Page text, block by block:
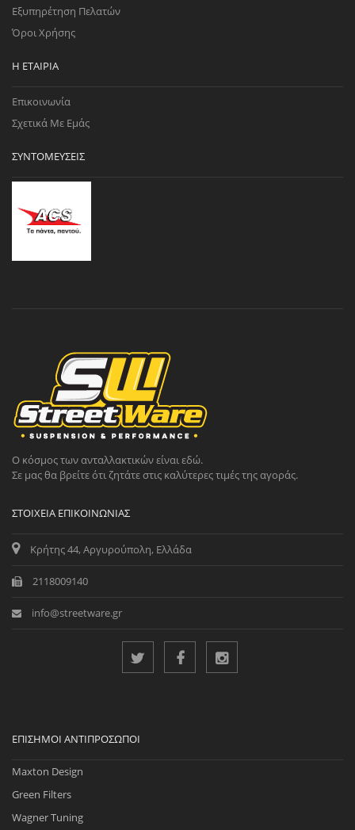
Εξυπηρέτηση Πελατών
Όροι Χρήσης
Η ΕΤΑΙΡΊΑ
Επικοινωνία
Σχετικά Με Εμάς
ΣΥΝΤΟΜΕΎΣΕΙΣ
Ο κόσμος των ανταλλακτικών είναι εδώ.
Σε μας θα βρείτε ότι ζητάτε στις καλύτερες τιμές της αγοράς.
ΣΤΟΙΧΕΊΑ ΕΠΙΚΟΙΝΩΝΊΑΣ
Κρήτης 44, Αργυρούπολη, Ελλάδα
2118009140
info@streetware.gr
ΕΠΊΣΗΜΟΙ ΑΝΤΙΠΡΌΣΩΠΟΙ
Maxton Design
Green Filters
Wagner Tuning